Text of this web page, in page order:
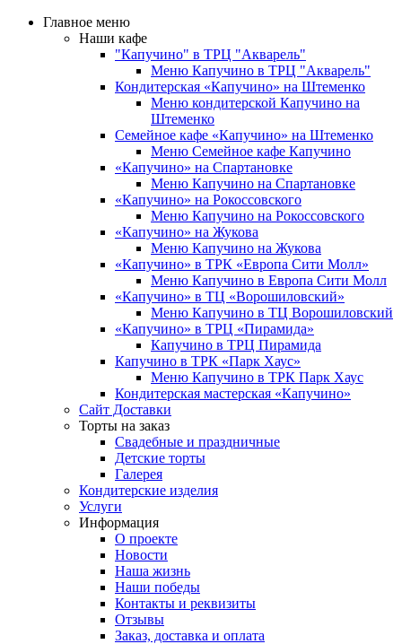
Главное меню
Наши кафе
"Капучино" в ТРЦ "Акварель"
Меню Капучино в ТРЦ "Акварель"
Кондитерская «Капучино» на Штеменко
Меню кондитерской Капучино на
Штеменко
Семейное кафе «Капучино» на Штеменко
Меню Семейное кафе Капучино
«Капучино» на Спартановке
Меню Капучино на Спартановке
«Капучино» на Рокоссовского
Меню Капучино на Рокоссовского
«Капучино» на Жукова
Меню Капучино на Жукова
«Капучино» в ТРК «Европа Cити Молл»
Меню Капучино в Европа Сити Молл
«Капучино» в ТЦ «Ворошиловский»
Меню Капучино в ТЦ Ворошиловский
«Капучино» в ТРЦ «Пирамида»
Капучино в ТРЦ Пирамида
Капучино в ТРК «Парк Хаус»
Меню Капучино в ТРК Парк Хаус
Кондитерская мастерская «Капучино»
Сайт Доставки
Торты на заказ
Свадебные и праздничные
Детские торты
Галерея
Кондитерские изделия
Услуги
Информация
О проекте
Новости
Наша жизнь
Наши победы
Контакты и реквизиты
Отзывы
Заказ, доставка и оплата